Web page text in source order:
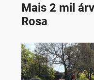
Mais 2 mil
Rosa